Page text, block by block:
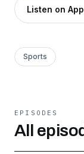
Listen on
Sports
EPISODES
All